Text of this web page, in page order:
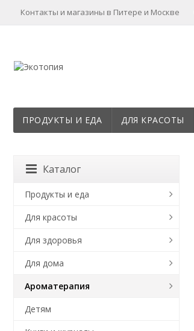
Контакты и магазины в Питере и Москве
ПРОДУКТЫ И ЕДА ДЛЯ КРАСОТЫ
Каталог
Продукты и еда
Для красоты
Для здоровья
Для дома
Ароматерапия
Детям